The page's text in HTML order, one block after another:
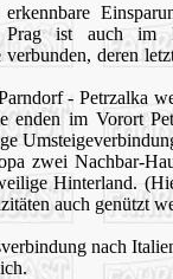
Prag ist auch im
deren
- Petrzalka
enden im Vorort
zwei Nachbar-
Hinterland.
auch genützt
nach